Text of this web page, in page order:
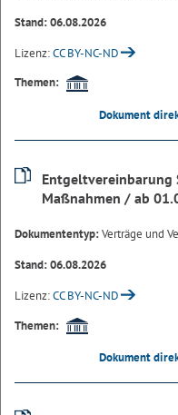
Stand: 06.08.2026
Lizenz:CC BY-NC-ND
Themen:
Dokument
Entgeltvereinbarung
Maßnahmen / ab
Dokumententyp:Verträge und
Stand: 06.08.2026
Lizenz:CC BY-NC-ND
Themen:
Dokument